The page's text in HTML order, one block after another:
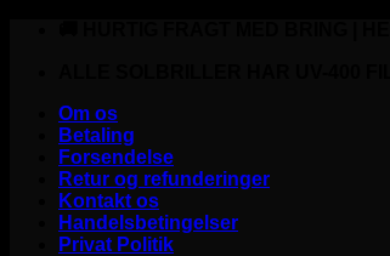
Om os
Betaling
Forsendelse
Retur og refunderinger
Kontakt os
Handelsbetingelser
Privat Politik